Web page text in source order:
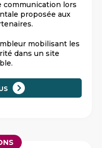
communication lors
proposée aux
mobilisant les
dans un site